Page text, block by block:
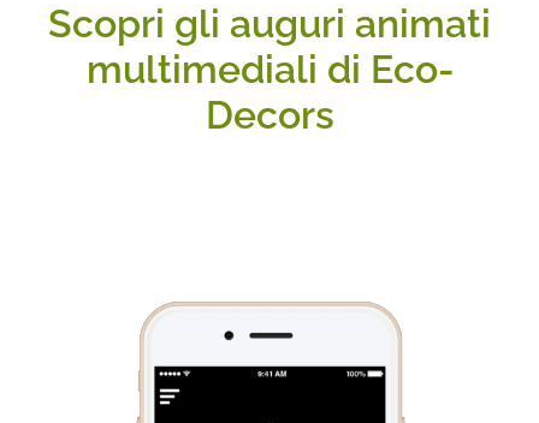
Scopri gli auguri animati
multimediali di Eco-
Decors